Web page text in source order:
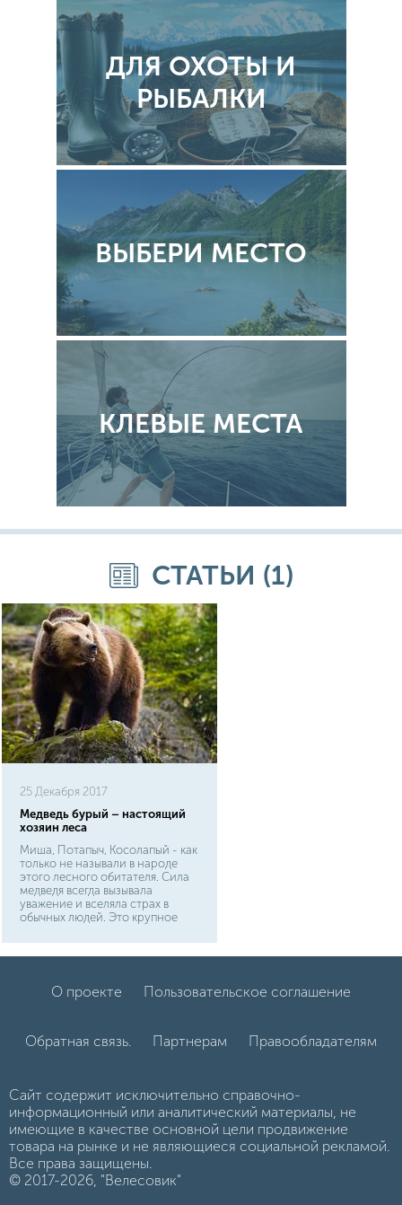
ДЛЯ ОХОТЫ И
РЫБАЛКИ
ВЫБЕРИ МЕСТО
КЛЕВЫЕ МЕСТА
СТАТЬИ (1)
25 Декабря 2017
Медведь бурый – настоящий
хозяин леса
Миша, Потапыч, Косолапый - как
только не называли в народе
этого лесного обитателя. Сила
медведя всегда вызывала
уважение и вселяла страх в
обычных людей. Это крупное
физических недостатков. Бурая
шерсть спасается его от гнуса и
позволяет яростно защищать
себя и сражаться в брачный
кусок коры, под которыми
медведь найдет себе лакомство.
О проекте Пользовательское соглашение
Обратная связь. Партнерам Правообладателям
Сайт содержит исключительно справочно-
информационный или аналитический материалы, не
имеющие в качестве основной цели продвижение
товара на рынке и не являющиеся социальной рекламой.
Все права защищены.
© 2017-2026, "Велесовик"